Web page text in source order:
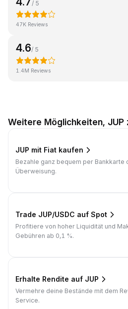
/ 5
47K Reviews
4.6/ 5
1.4M Reviews
Weitere Möglichkeiten, JUP
JUP mit Fiat kaufen
Bezahle ganz bequem per Bankkarte
Überweisung.
Trade JUP/USDC auf Spot
Profitiere von hoher Liquidität und
Gebühren ab 0,1 %.
Erhalte Rendite auf JUP
Vermehre deine Bestände mit dem
Service.